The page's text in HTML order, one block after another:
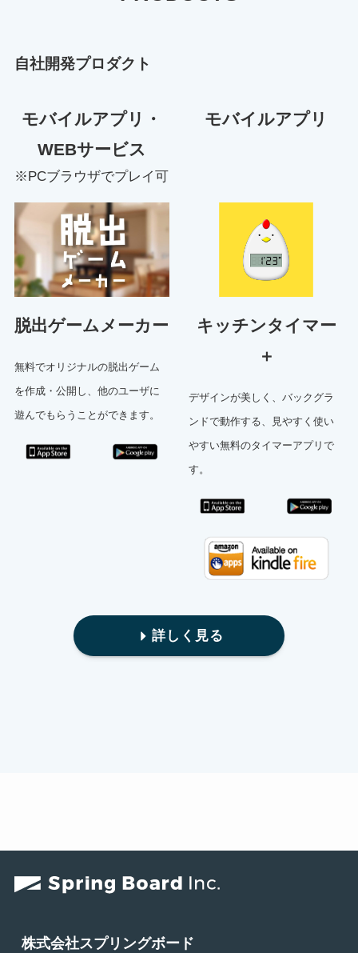
自社開発プロダクト
モバイルアプリ・
WEBサービス
※PCブラウザでプレイ可
モバイルアプリ
脱出ゲームメーカー
無料でオリジナルの脱出ゲーム
を作成・公開し、他のユーザに
遊んでもらうことができます。
キッチンタイマー
＋
デザインが美しく、バックグラ
ンドで動作する、見やすく使い
やすい無料のタイマーアプリで
す。
詳しく見る
株式会社スプリングボード